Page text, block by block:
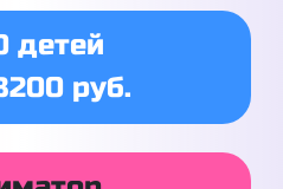
детей
руб.